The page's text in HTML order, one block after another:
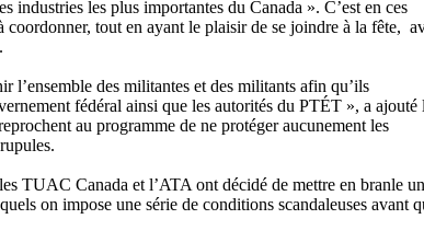
les plus importantes du Canada ». C’est en ces
tout en ayant le plaisir de se joindre à la fête,
l’ensemble des militantes et des militants afin qu’ils
fédéral ainsi que les autorités du PTÉT », a ajouté
au programme de ne protéger aucunement les
TUAC Canada et l’ATA ont décidé de mettre en branle
on impose une série de conditions scandaleuses avant